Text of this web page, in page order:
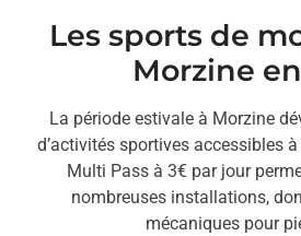
Les sports de
Morzine
La période estivale à Morzine
d’activités sportives accessibles
Multi Pass à 3€ par jour
nombreuses installations,
mécaniques pour